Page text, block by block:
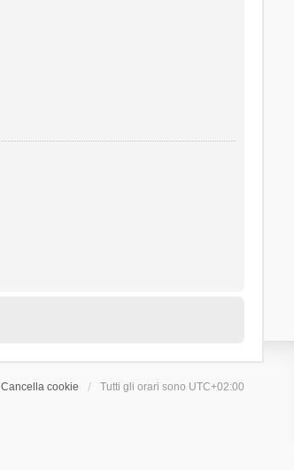
Cancella cookie Tutti gli orari sono UTC+02:00